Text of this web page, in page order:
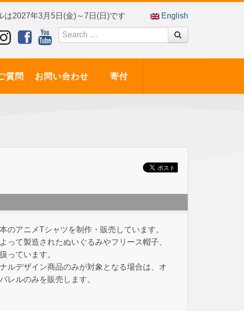
は2027年3月5日(金)～7日(日)です English
質問 お問い合わせ 寄付
のアニメTシャツを制作・販売しています。
って製造されたぬいぐるみやフリース帽子、
っています。
ルデザイン商品のみが対象となる場合は、オ
レルのみを販売します。